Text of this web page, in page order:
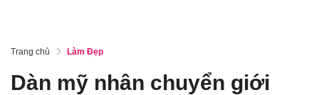
Trang chủ Làm Đẹp
Dàn mỹ nhân chuyển giới